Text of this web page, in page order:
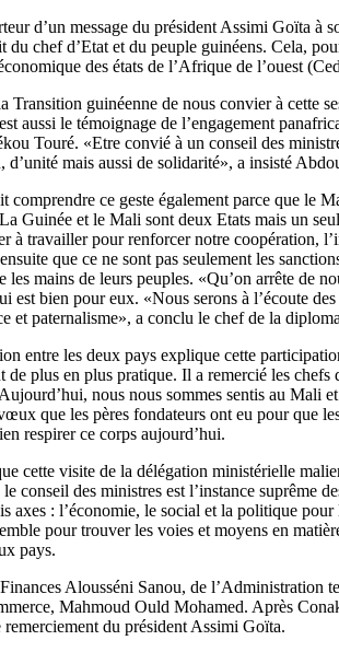
d’un message du président Assimi Goïta
du chef d’Etat et du peuple guinéens. Cela,
des états de l’Afrique de l’ouest
guinéenne de nous convier à cette
aussi le témoignage de l’engagement
Touré. «Etre convié à un conseil des
mais aussi de solidarité», a insisté
ce geste également parce que le
Guinée et le Mali sont deux Etats mais un
à travailler pour renforcer notre coopération,
que ce ne sont pas seulement les
mains de leurs peuples. «Qu’on arrête de
bien pour eux. «Nous serons à l’écoute
et paternalisme», a conclu le chef de la
entre les deux pays explique cette
plus en plus pratique. Il a remercié les
nous nous sommes sentis au Mali
que les pères fondateurs ont eu pour que
respirer ce corps aujourd’hui.
cette visite de la délégation ministérielle
conseil des ministres est l’instance
axes : l’économie, le social et la politique
pour trouver les voies et moyens en
pays.
Alousséni Sanou, de
Mahmoud Ould Mohamed. Après
du président Assimi Goïta.